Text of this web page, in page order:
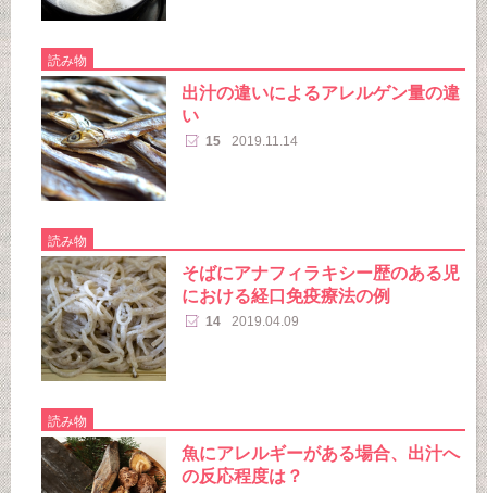
読み物
出汁の違いによるアレルゲン量の違
い
15 2019.11.14
読み物
そばにアナフィラキシー歴のある児
における経口免疫療法の例
14 2019.04.09
読み物
魚にアレルギーがある場合、出汁へ
の反応程度は？